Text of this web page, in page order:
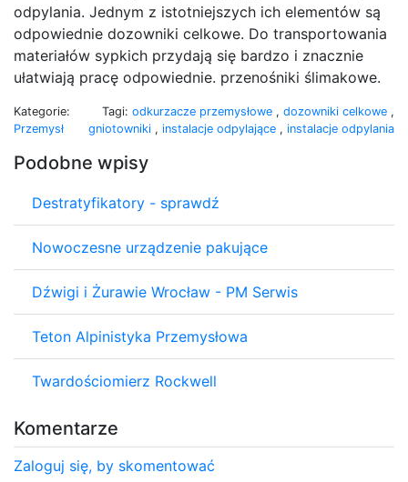
odpylania. Jednym z istotniejszych ich elementów są
odpowiednie dozowniki celkowe. Do transportowania
materiałów sypkich przydają się bardzo i znacznie
ułatwiają pracę odpowiednie. przenośniki ślimakowe.
Kategorie:
Przemysł
Tagi: odkurzacze przemysłowe , dozowniki celkowe ,
gniotowniki , instalacje odpylające , instalacje odpylania
Podobne wpisy
Destratyfikatory - sprawdź
Nowoczesne urządzenie pakujące
Dźwigi i Żurawie Wrocław - PM Serwis
Teton Alpinistyka Przemysłowa
Twardościomierz Rockwell
Komentarze
Zaloguj się, by skomentować